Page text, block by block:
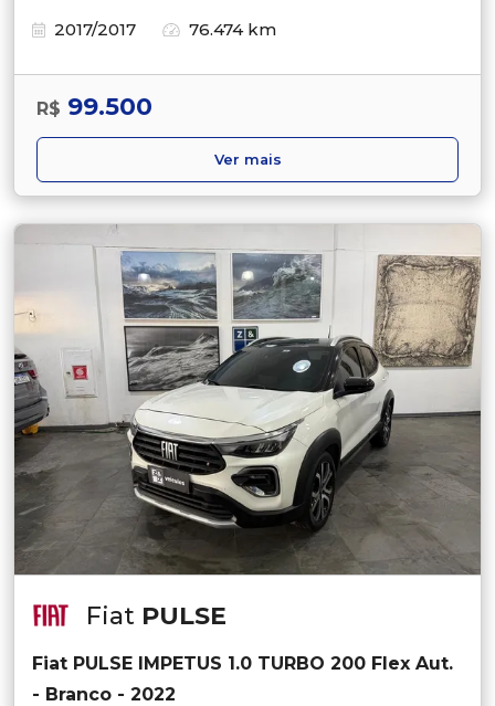
2017/2017
76.474 km
R$ 99.500
Ver mais
Fiat PULSE
Fiat PULSE IMPETUS 1.0 TURBO 200 Flex Aut.
- Branco - 2022